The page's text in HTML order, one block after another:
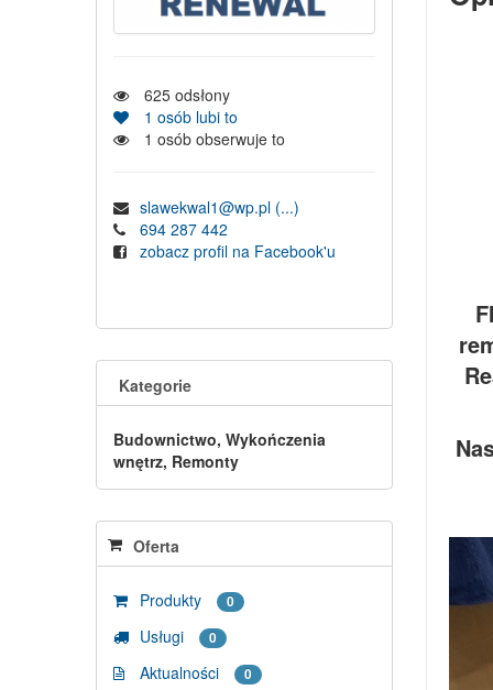
625 odsłony
1 osób lubi to
1 osób obserwuje to
slawekwal1@wp.pl (...)
694 287 442
zobacz profil na Facebook'u
Kategorie
Budownictwo, Wykończenia
wnętrz, Remonty
Oferta
Produkty 0
Usługi 0
Aktualności 0